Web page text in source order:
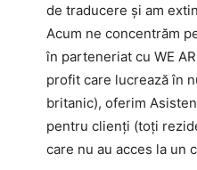
de traducere și am
Acum ne concentrăm
în parteneriat cu WE
profit care lucrează în
britanic), oferim
pentru clienți (toți
care nu au acces la un